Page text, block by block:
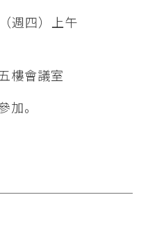
週四）上午
樓會議室
。